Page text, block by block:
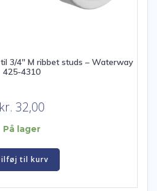
til 3/4″ M ribbet studs – Waterway
425-4310
kr. 32,00
På lager
til kurv